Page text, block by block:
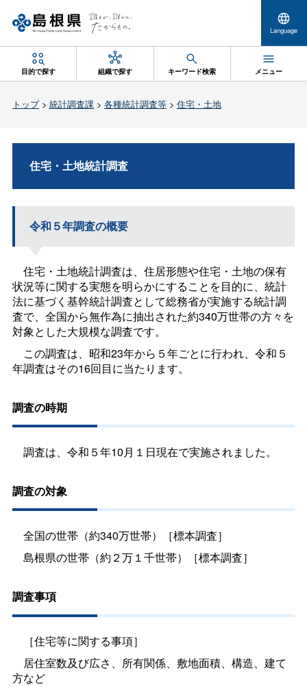
Language
目的で探す 組織で探す キーワード検索 メニュー
トップ> 統計調査課> 各種統計調査等> 住宅・土地
住宅・土地統計調査
令和５年調査の概要
住宅・土地統計調査は、住居形態や住宅・土地の保有
状況等に関する実態を明らかにすることを目的に、統計
法に基づく基幹統計調査として総務省が実施する統計調
査で、全国から無作為に抽出された約340万世帯の方々を
対象とした大規模な調査です。
この調査は、昭和23年から５年ごとに行われ、令和５
年調査はその16回目に当たります。
調査の時期
調査は、令和５年10月１日現在で実施されました。
調査の対象
全国の世帯（約340万世帯）［標本調査］
島根県の世帯（約２万１千世帯）［標本調査］
調査事項
［住宅等に関する事項］
居住室数及び広さ、所有関係、敷地面積、構造、建て
方など